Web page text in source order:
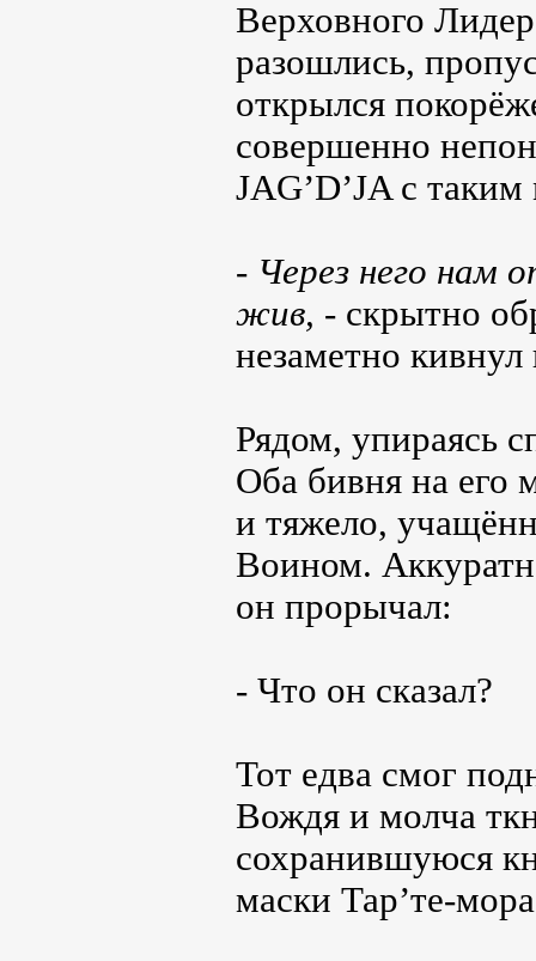
Верховного
разошлись,
открылся
совершенно
JAG’D’JA с
- Через него нам
жив, - скрытно
незаметно
Рядом, упираясь
Оба бивня на его
и тяжело,
Воином.
он прорычал:
- Что он сказал?
Тот едва смог
Вождя и молча
сохранившуюся
маски Тар’те-